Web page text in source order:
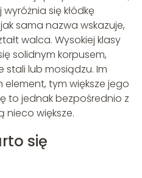
się kłódkę
sama nazwa wskazuje,
walca. Wysokiej klasy
solidnym korpusem,
stali lub mosiądzu. Im
tym większe jego
to jednak bezpośrednio z
nieco większe.
się